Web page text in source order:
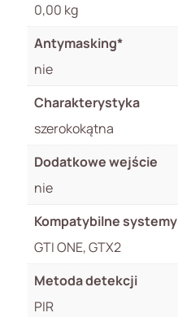
0,00 kg
Antymasking*
nie
Charakterystyka
szerokokątna
Dodatkowe wejście
nie
Kompatybilne systemy
GTI ONE, GTX2
Metoda detekcji
PIR